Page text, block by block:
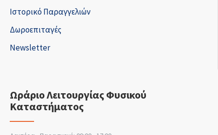
Ιστορικό Παραγγελιών
Δωροεπιταγές
Newsletter
Ωράριο Λειτουργίας Φυσικού
Καταστήματος